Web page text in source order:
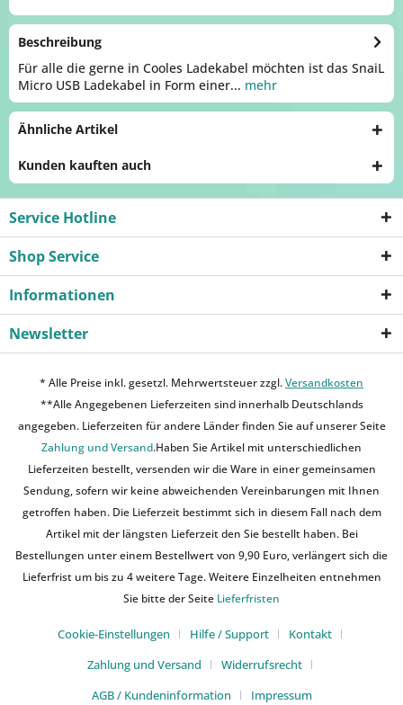
Beschreibung
Für alle die gerne in Cooles Ladekabel möchten ist das SnaiL
Micro USB Ladekabel in Form einer... mehr
Ähnliche Artikel
Kunden kauften auch
Service Hotline
Shop Service
Informationen
Newsletter
* Alle Preise inkl. gesetzl. Mehrwertsteuer zzgl.Versandkosten
**Alle Angegebenen Lieferzeiten sind innerhalb Deutschlands
angegeben. Lieferzeiten für andere Länder finden Sie auf unserer Seite
Zahlung und Versand.Haben Sie Artikel mit unterschiedlichen
Lieferzeiten bestellt, versenden wir die Ware in einer gemeinsamen
Sendung, sofern wir keine abweichenden Vereinbarungen mit Ihnen
getroffen haben. Die Lieferzeit bestimmt sich in diesem Fall nach dem
Artikel mit der längsten Lieferzeit den Sie bestellt haben. Bei
Bestellungen unter einem Bestellwert von 9,90 Euro, verlängert sich die
Lieferfrist um bis zu 4 weitere Tage. Weitere Einzelheiten entnehmen
Sie bitte der Seite Lieferfristen
Cookie-Einstellungen Hilfe / Support
Kontakt
Zahlung und Versand
Widerrufsrecht
AGB / Kundeninformation
Impressum